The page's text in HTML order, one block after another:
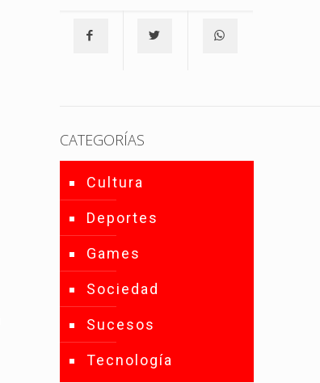
CATEGORÍAS
Cultura
Deportes
Games
Sociedad
Sucesos
Tecnología